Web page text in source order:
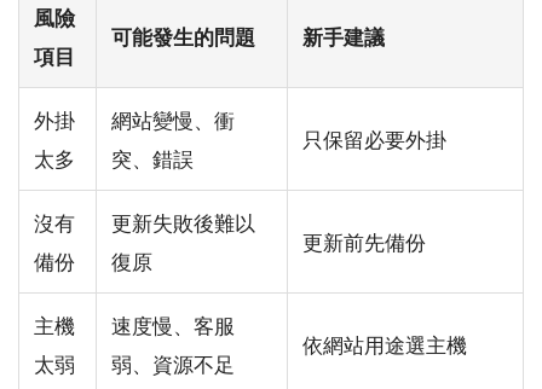
風險
項目
可能發生的問題 新手建議
外掛
太多
網站變慢、衝
突、錯誤
只保留必要外掛
沒有
備份
更新失敗後難以
復原
更新前先備份
主機
太弱
速度慢、客服
弱、資源不足
依網站用途選主機